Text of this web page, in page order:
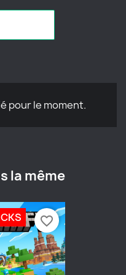
pour le moment.
la même
favorite_border